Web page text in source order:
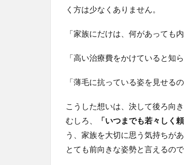
く方は少なくありません。
「家族にだけは、何があっても
「高い治療費をかけていると知
「薄毛に抗っている姿を見せる
こうした想いは、決して後ろ向
むしろ、
「いつまでも若々しく
う、家族を大切に思う気持ちが
とても前向きな姿勢と言えるの